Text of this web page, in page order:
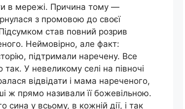
в мережі. Причина тому —
з промовою до своєї
став повний розрив
Неймовірно, але факт:
підтримали наречену. Все
так. У невеликому селі на півночі
відвідати і мама нареченого,
ж прямо називали її божевільною.
у всьому, в кожній дії, і так